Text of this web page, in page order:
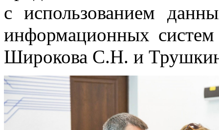
с использованием
информационных
Широкова С.Н. и